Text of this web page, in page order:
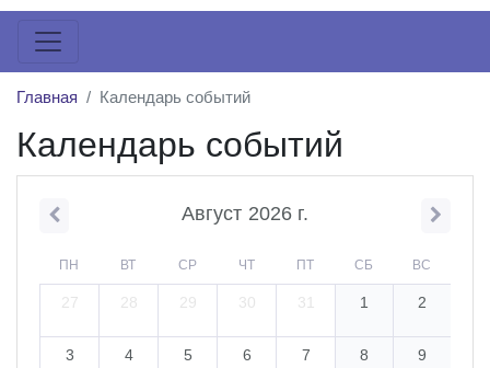
Главная Календарь событий
Календарь событий
Август 2026 г.
ПН ВТ СР ЧТ ПТ СБ ВС
27 28 29 30 31 1 2
3 4 5 6 7 8 9